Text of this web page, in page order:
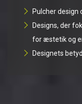
Pulcher design
Designs, der
for æstetik og
Designets